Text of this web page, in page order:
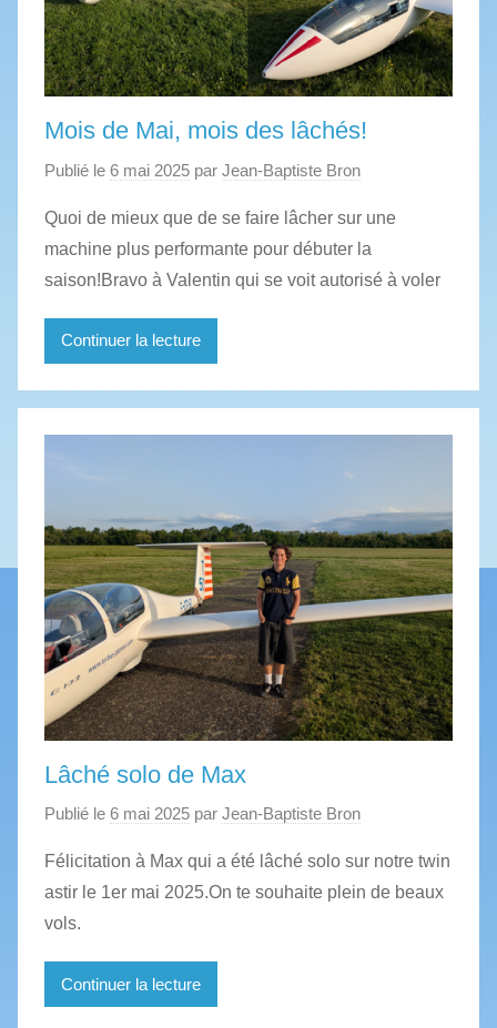
Mois de Mai, mois des lâchés!
Publié le 6 mai 2025 par Jean-Baptiste Bron
Quoi de mieux que de se faire lâcher sur une
machine plus performante pour débuter la
saison!Bravo à Valentin qui se voit autorisé à voler
Continuer la lecture
Lâché solo de Max
Publié le 6 mai 2025 par Jean-Baptiste Bron
Félicitation à Max qui a été lâché solo sur notre twin
astir le 1er mai 2025.On te souhaite plein de beaux
vols.
Continuer la lecture